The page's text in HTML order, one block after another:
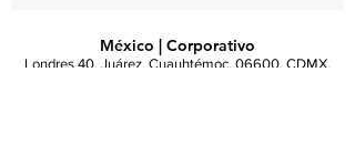
México | Corporativo
Londres 40, Juárez, Cuauhtémoc, 06600, CDMX,